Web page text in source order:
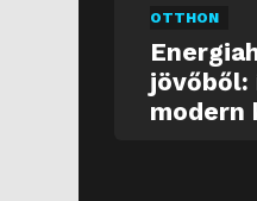
OTTHON
jövőből:
modern